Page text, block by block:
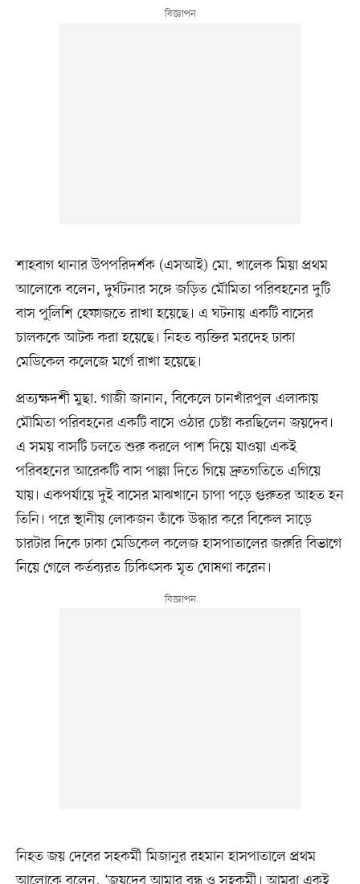
শাহবাগ থানার উপপরিদর্শক (এসআই) মো. খালেক মিয়া প্রথম
আলোকে বলেন, দুর্ঘটনার সঙ্গে জড়িত মৌমিতা পরিবহনের দুটি
বাস পুলিশি হেফাজতে রাখা হয়েছে। এ ঘটনায় একটি বাসের
চালককে আটক করা হয়েছে। নিহত ব্যক্তির মরদেহ ঢাকা
মেডিকেল কলেজে মর্গে রাখা হয়েছে।
প্রত্যক্ষদর্শী মুছা. গাজী জানান, বিকেলে চানখাঁরপুল এলাকায়
মৌমিতা পরিবহনের একটি বাসে ওঠার চেষ্টা করছিলেন জয়দেব।
এ সময় বাসটি চলতে শুরু করলে পাশ দিয়ে যাওয়া একই
পরিবহনের আরেকটি বাস পাল্লা দিতে গিয়ে দ্রুতগতিতে এগিয়ে
যায়। একপর্যায়ে দুই বাসের মাঝখানে চাপা পড়ে গুরুতর আহত হন
তিনি। পরে স্থানীয় লোকজন তাঁকে উদ্ধার করে বিকেল সাড়ে
চারটার দিকে ঢাকা মেডিকেল কলেজ হাসপাতালের জরুরি বিভাগে
নিয়ে গেলে কর্তব্যরত চিকিৎসক মৃত ঘোষণা করেন।
নিহত জয় দেবের সহকর্মী মিজানুর রহমান হাসপাতালে প্রথম